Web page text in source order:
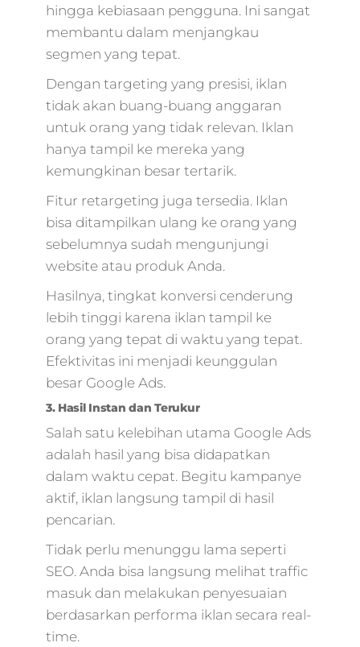
hingga kebiasaan pengguna. Ini sangat
membantu dalam menjangkau
segmen yang tepat.
Dengan targeting yang presisi, iklan
tidak akan buang-buang anggaran
untuk orang yang tidak relevan. Iklan
hanya tampil ke mereka yang
kemungkinan besar tertarik.
Fitur retargeting juga tersedia. Iklan
bisa ditampilkan ulang ke orang yang
sebelumnya sudah mengunjungi
website atau produk Anda.
Hasilnya, tingkat konversi cenderung
lebih tinggi karena iklan tampil ke
orang yang tepat di waktu yang tepat.
Efektivitas ini menjadi keunggulan
besar Google Ads.
3. Hasil Instan dan Terukur
Salah satu kelebihan utama Google Ads
adalah hasil yang bisa didapatkan
dalam waktu cepat. Begitu kampanye
aktif, iklan langsung tampil di hasil
pencarian.
Tidak perlu menunggu lama seperti
SEO. Anda bisa langsung melihat traffic
masuk dan melakukan penyesuaian
berdasarkan performa iklan secara real-
time.